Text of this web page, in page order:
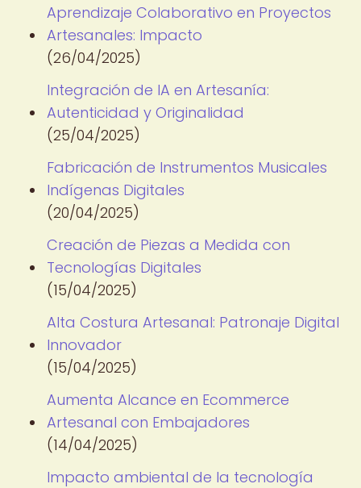
Aprendizaje Colaborativo en Proyectos
Artesanales: Impacto
(26/04/2025)
Integración de IA en Artesanía:
Autenticidad y Originalidad
(25/04/2025)
Fabricación de Instrumentos Musicales
Indígenas Digitales
(20/04/2025)
Creación de Piezas a Medida con
Tecnologías Digitales
(15/04/2025)
Alta Costura Artesanal: Patronaje Digital
Innovador
(15/04/2025)
Aumenta Alcance en Ecommerce
Artesanal con Embajadores
(14/04/2025)
Impacto ambiental de la tecnología